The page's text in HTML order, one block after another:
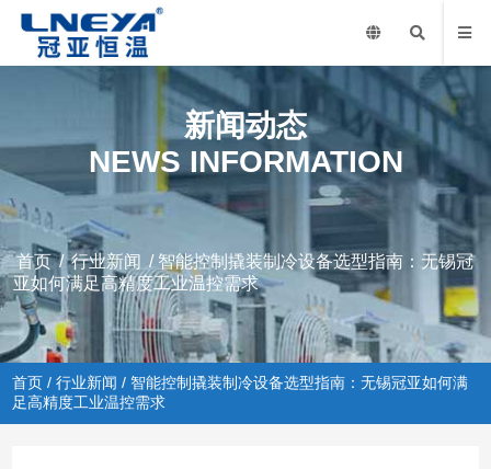
新闻动态
NEWS INFORMATION
首页/行业新闻 / 智能控制撬装制冷设备选型指南：无锡冠
亚如何满足高精度工业温控需求
首页 /行业新闻 / 智能控制撬装制冷设备选型指南：无锡冠亚如何满
足高精度工业温控需求